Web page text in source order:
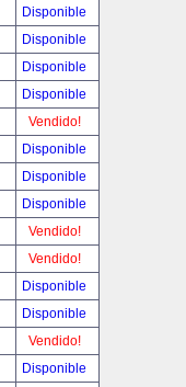
Disponible
Disponible
Disponible
Disponible
Vendido!
Disponible
Disponible
Disponible
Vendido!
Vendido!
Disponible
Disponible
Vendido!
Disponible